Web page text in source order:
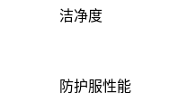
洁净度
防护服性能